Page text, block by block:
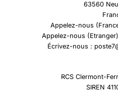
63560
Appelez-nous
Appelez-nous
Écrivez-nous :
RCS Clermont-
SIREN